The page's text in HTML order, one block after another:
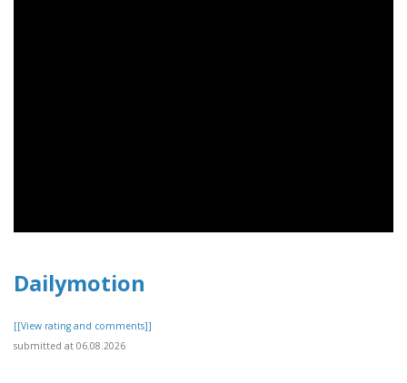
Dailymotion
[[View rating and comments]]
submitted at 06.08.2026